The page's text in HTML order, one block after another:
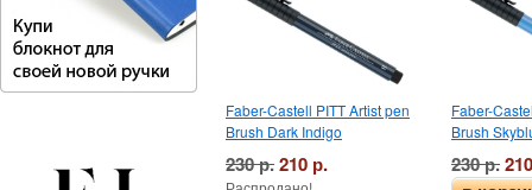
Faber-Castell PITT Artist pen
Brush Dark Indigo
230 р.210 р.
Faber-
Brush
230 р.